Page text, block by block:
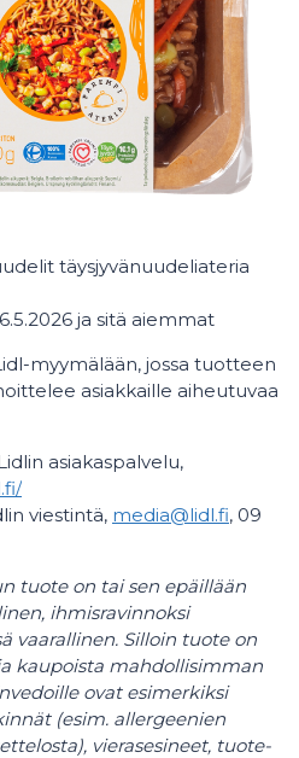
täysjyvänuudeliateria
ja sitä aiemmat
myymälään, jossa tuotteen
asiakkaille aiheutuvaa
asiakaspalvelu,
viestintä, media@lidl.fi, 09
tuote on tai sen epäillään
ihmisravinnoksi
vaarallinen. Silloin tuote on
kaupoista mahdollisimman
ovat esimerkiksi
(esim. allergeenien
vierasesineet, tuote-